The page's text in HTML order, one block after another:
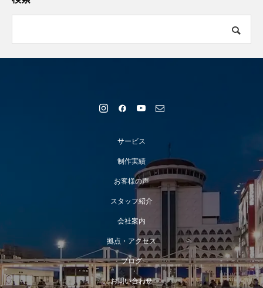
サービス
制作実績
お客様の声
スタッフ紹介
会社案内
拠点・アクセス
ブログ
お問い合わせ